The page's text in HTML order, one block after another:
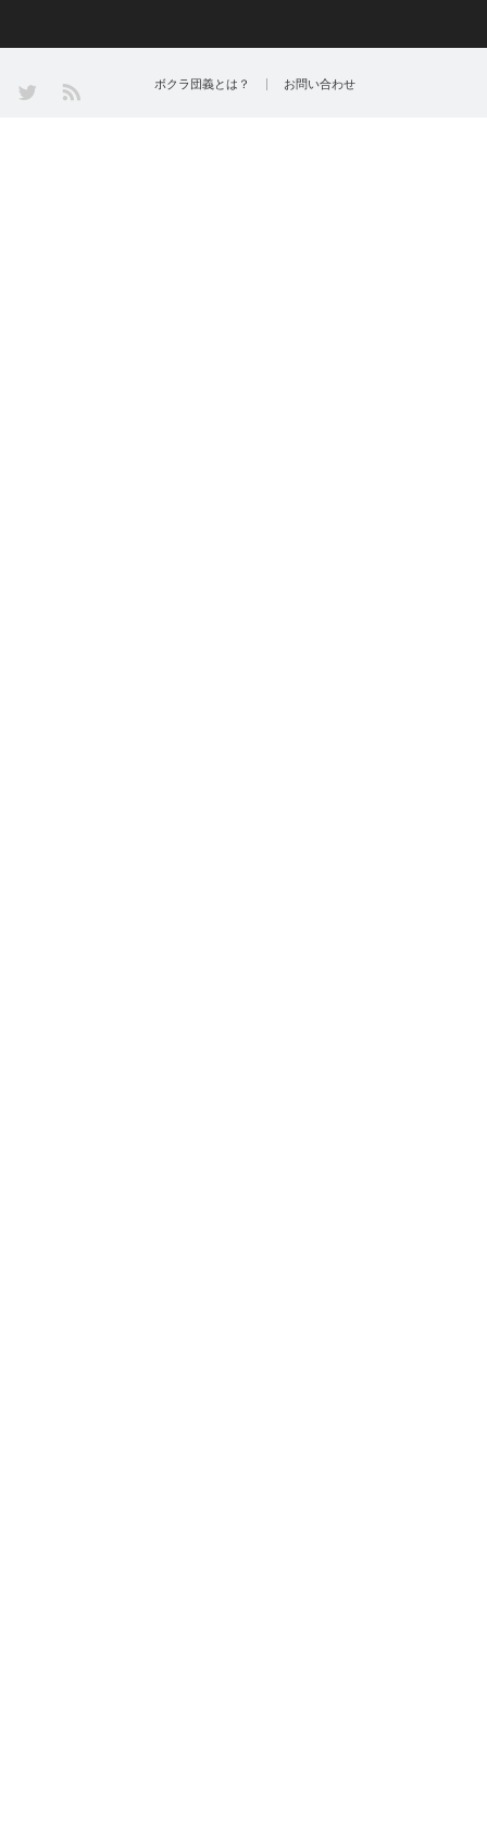
Twitter ボクラ団義とは？ お問い合わせ